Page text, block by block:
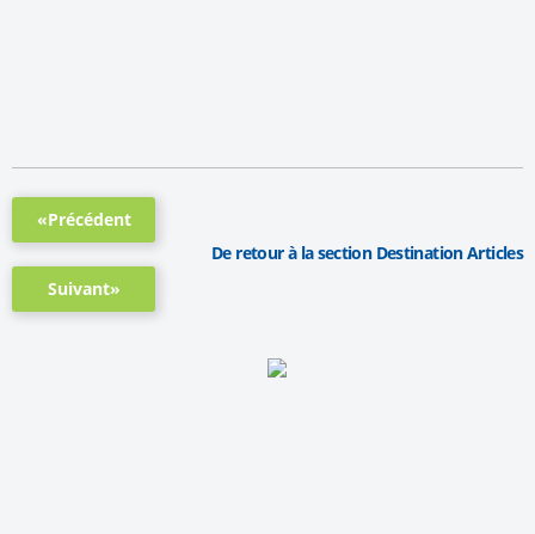
«Précédent
Suivant»
De retour à la section Destination Articles